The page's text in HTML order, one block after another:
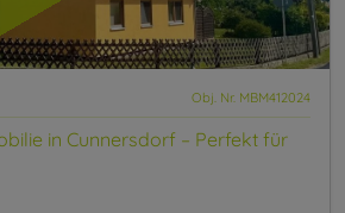
Obj. Nr. MBM412024
in Cunnersdorf – Perfekt für